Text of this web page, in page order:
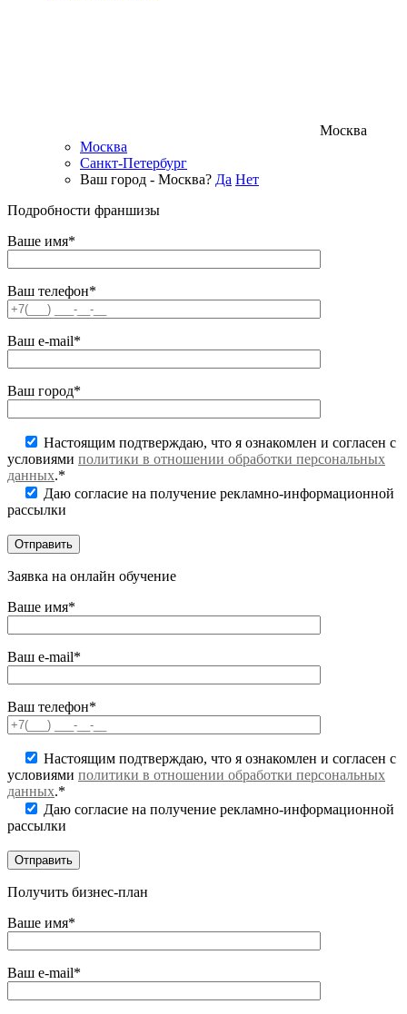
Москва
Москва
Санкт-Петербург
Ваш город - Москва? Да Нет
Подробности франшизы
Ваше имя*
Ваш телефон*
Ваш e-mail*
Ваш город*
Настоящим подтверждаю, что я ознакомлен и согласен с
условиями политики в отношении обработки персональных
данных.*
Даю согласие на получение рекламно-информационной
рассылки
Заявка на онлайн обучение
Ваше имя*
Ваш e-mail*
Ваш телефон*
Настоящим подтверждаю, что я ознакомлен и согласен с
условиями политики в отношении обработки персональных
данных.*
Даю согласие на получение рекламно-информационной
рассылки
Получить бизнес-план
Ваше имя*
Ваш e-mail*